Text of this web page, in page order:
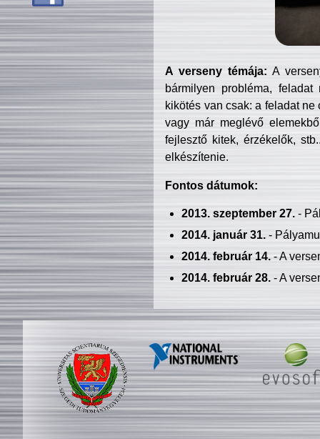
A verseny témája: A
bármilyen probléma, feladat
kikötés van csak: a feladat
vagy már meglévő
fejlesztő kitek, érzékelők,
elkészítenie.
Fontos dátumok:
2013. szeptember 27.-
2014. január 31.-
2014. február 14.- A
2014. február 28.- A